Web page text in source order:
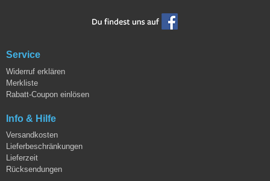
Service
Widerruf erklären
Merkliste
Rabatt-Coupon einlösen
Info & Hilfe
Versandkosten
Lieferbeschränkungen
Lieferzeit
Rücksendungen